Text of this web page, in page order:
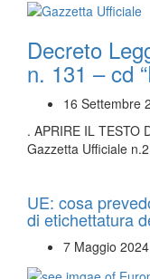
Decreto
n. 131 – cd
16 Settembre
. APRIRE IL TESTO
Gazzetta Ufficiale
UE: cosa
di etichettatura
7 Maggio 2024